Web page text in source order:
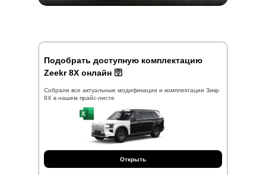
Собрали все актуальные модификации и комплектации Зикр
8Х в нашем прайс-листе
Подобрать доступную комплектацию
Zeekr 8X онлайн 🛜
Открыть